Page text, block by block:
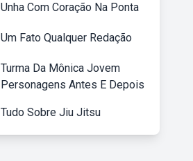
Unha Com Coração Na Ponta
Um Fato Qualquer Redação
Turma Da Mônica Jovem
Personagens Antes E Depois
Tudo Sobre Jiu Jitsu